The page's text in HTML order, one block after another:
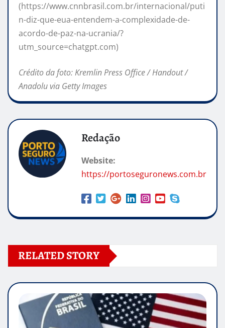
(https://www.cnnbrasil.com.br/internacional/puti
n-diz-que-eua-entendem-a-complexidade-de-
acordo-de-paz-na-ucrania/?
utm_source=chatgpt.com)
Crédito da foto: Kremlin Press Office / Handout /
Anadolu via Getty Images
Redação
Website:
https://portoseguronews.com.br
RELATED STORY